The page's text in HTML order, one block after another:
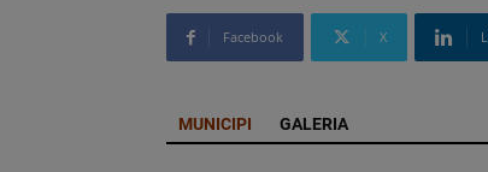
Facebook X
MUNICIPI GALERIA